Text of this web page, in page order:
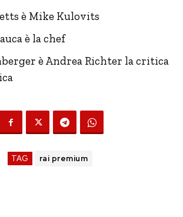
è Mike Kulovits
è la chef
è Andrea Richter la critica
TAG rai premium